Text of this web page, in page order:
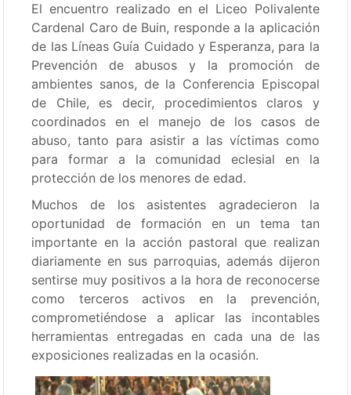
El encuentro realizado en el Liceo Polivalente
Cardenal Caro de Buin, responde a la aplicación
de las Líneas Guía Cuidado y Esperanza, para la
Prevención de abusos y la promoción de
ambientes sanos, de la Conferencia Episcopal
de Chile, es decir, procedimientos claros y
coordinados en el manejo de los casos de
abuso, tanto para asistir a las víctimas como
para formar a la comunidad eclesial en la
protección de los menores de edad.
Muchos de los asistentes agradecieron la
oportunidad de formación en un tema tan
importante en la acción pastoral que realizan
diariamente en sus parroquias, además dijeron
sentirse muy positivos a la hora de reconocerse
como terceros activos en la prevención,
comprometiéndose a aplicar las incontables
herramientas entregadas en cada una de las
exposiciones realizadas en la ocasión.